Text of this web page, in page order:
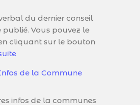
du dernier conseil
publié. Vous pouvez le
cliquant sur le bouton
de la Commune
infos de la communes